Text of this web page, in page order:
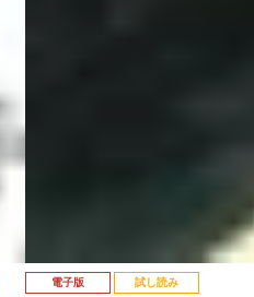
電子版 試し読み